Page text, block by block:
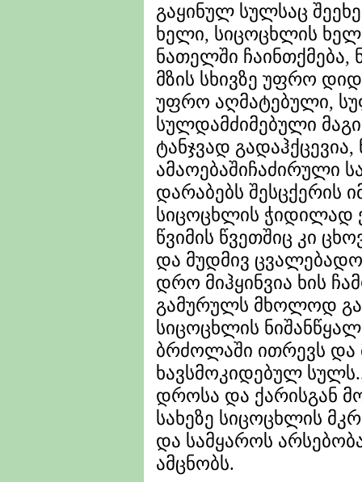
გაყინულ სულსაც
ხელი, სიცოცხლის
ნათელში
მზის სხივზე უფრო
უფრო აღმატებული,
სულდამძიმებული
ტანჯვად
ამაოებაშიჩაძირული
დარაბებს შესცქერის
სიცოცხლის ჭიდილად
წვიმის წვეთშიც კი
და მუდმივ
დრო მიჰყინვია ხის
გამურულს მხოლოდ
სიცოცხლის
ბრძოლაში ითრევს და
ხავსმოკიდებულ
დროსა და ქარისგან
სახეზე სიცოცხლის
და სამყაროს
ამცნობს.